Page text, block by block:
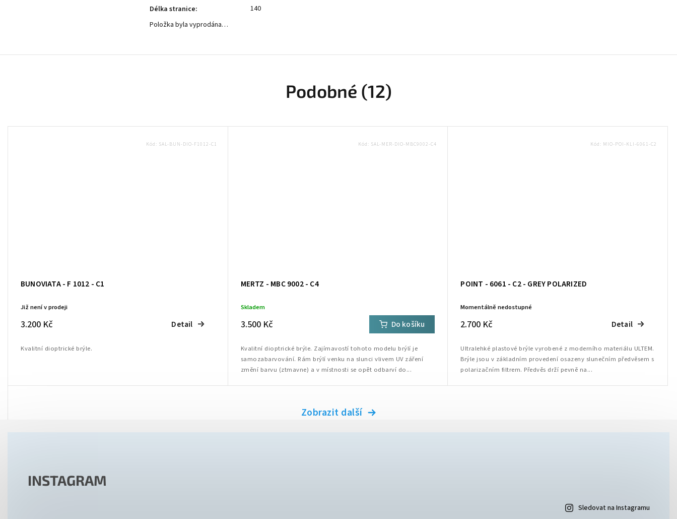
Délka stranice:
140
Položka byla vyprodána…
Podobné (12)
BUNOVIATA - F 1012 - C1
Již není v prodeji
3.200 Kč Detail
Kód: SAL-BUN-DIO-F1012-C1
MERTZ - MBC 9002 - C4
Skladem
3.500 Kč Do košíku
Kvalitní dioptrické brýle. Zajímavostí tohoto modelu brýlí je
samozabarvování. Rám brýlí venku na slunci vlivem UV záření
změní barvu (ztmavne) a v místnosti se opět odbarví do...
Kód: SAL-MER-DIO-MBC9002-C4
POINT - 6061 - C2 - GREY POLARIZED
Momentálně nedostupné
2.700 Kč Detail
Ultralehké plastové brýle vyrobené z moderního materiálu ULTEM.
Brýle jsou v základním provedení osazeny slunečním předvěsem s
polarizačním filtrem. Předvěs drží pevně na...
Kód: MIO-POI-KLI-6061-C2
Zobrazit další
INSTAGRAM
Sledovat na Instagramu